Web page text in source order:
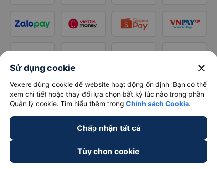
Sử dụng cookie close
Vexere dùng cookie để website hoạt động ổn định. Bạn có thể
xem chi tiết hoặc thay đổi lựa chọn bất kỳ lúc nào trong phần
Quản lý cookie. Tìm hiểu thêm trong Chính sách Cookie.
Chấp nhận tất cả
Tùy chọn cookie